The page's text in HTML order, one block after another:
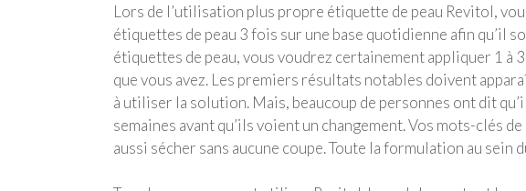
Lors de l’utilisation plus propre étiquette de peau Revitol,
étiquettes de peau 3 fois sur une base quotidienne afin qu’il
étiquettes de peau, vous voudrez certainement appliquer 1 à
que vous avez. Les premiers résultats notables doivent
à utiliser la solution. Mais, beaucoup de personnes ont dit
semaines avant qu’ils voient un changement. Vos mots-clés
aussi sécher sans aucune coupe. Toute la formulation au sein